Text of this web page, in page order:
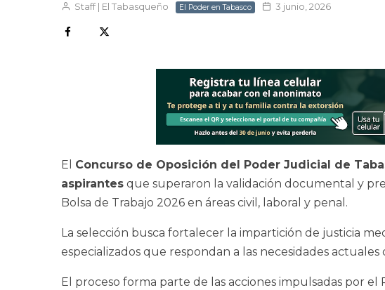
Staff | El Tabasqueño El Poder en Tabasco 3 junio, 2026
El Concurso de Oposición del Poder Judicial de
aspirantes que superaron la validación documental y
Bolsa de Trabajo 2026 en áreas civil, laboral y penal.
La selección busca fortalecer la impartición de justicia
especializados que respondan a las necesidades
El proceso forma parte de las acciones impulsadas por